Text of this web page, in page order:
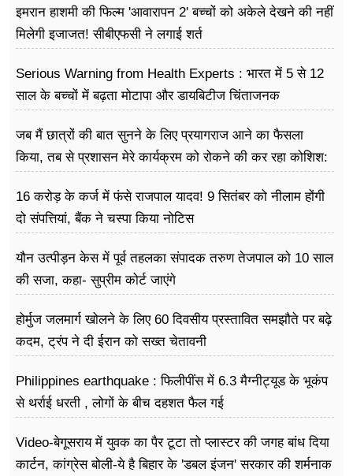
इमरान हाशमी की फिल्म 'आवारापन 2' बच्चों को अकेले देखने की नहीं
मिलेगी इजाजत! सीबीएफसी ने लगाई शर्त
Serious Warning from Health Experts : भारत में 5 से 12
साल के बच्चों में बढ़ता मोटापा और डायबिटीज चिंताजनक
जब मैं छात्रों की बात सुनने के लिए प्रयागराज आने का फैसला
किया, तब से प्रशासन मेरे कार्यक्रम को रोकने की कर रहा कोशिश:
16 करोड़ के कर्ज में फंसे राजपाल यादव! 9 सितंबर को नीलाम होंगी
दो संपत्तियां, बैंक ने चस्पा किया नोटिस
यौन उत्पीड़न केस में पूर्व तहलका संपादक तरुण तेजपाल को 10 साल
की सजा, कहा- सुप्रीम कोर्ट जाएंगे
होर्मुज जलमार्ग खोलने के लिए 60 दिवसीय प्रस्तावित समझौते पर बढ़े
कदम, ट्रंप ने दी ईरान को सख्त चेतावनी
Philippines earthquake : फिलीपींस में 6.3 मैग्नीट्यूड के भूकंप
से थर्राई धरती , लोगों के बीच दहशत फैल गई
Video-बेगूसराय में युवक का पैर टूटा तो प्लास्टर की जगह बांध दिया
कार्टन, कांग्रेस बोली-ये है बिहार के 'डबल इंजन' सरकार की शर्मनाक